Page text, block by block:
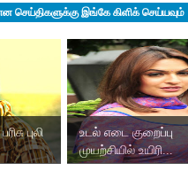
செய்திகளுக்கு இங்கே கிளிக் செய்யவும்
புலி
உடல் எடை குறைப்பு
முயற்சியில் உயிரி...